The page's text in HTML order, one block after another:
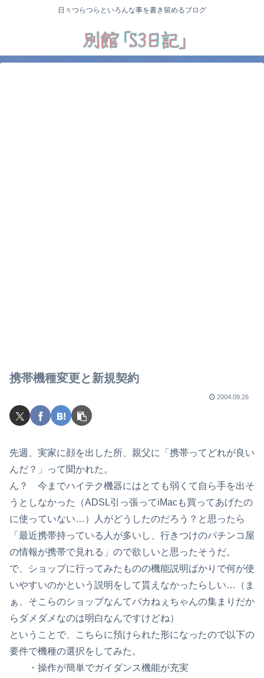
日々つらつらといろんな事を書き留めるブログ
携帯機種変更と新規契約
2004.09.26
先週、実家に顔を出した所、親父に「携帯ってどれが良い
んだ？」って聞かれた。
ん？ 今までハイテク機器にはとても弱くて自ら手を出そ
うとしなかった（ADSL引っ張ってiMacも買ってあげたの
に使っていない…）人がどうしたのだろう？と思ったら
「最近携帯持っている人が多いし、行きつけのパチンコ屋
の情報が携帯で見れる」ので欲しいと思ったそうだ。
で、ショップに行ってみたものの機能説明ばかりで何が使
いやすいのかという説明をして貰えなかったらしい…（ま
ぁ、そこらのショップなんてバカねぇちゃんの集まりだか
らダメダメなのは明白なんですけどね）
ということで、こちらに預けられた形になったので以下の
要件で機種の選択をしてみた。
・操作が簡単でガイダンス機能が充実